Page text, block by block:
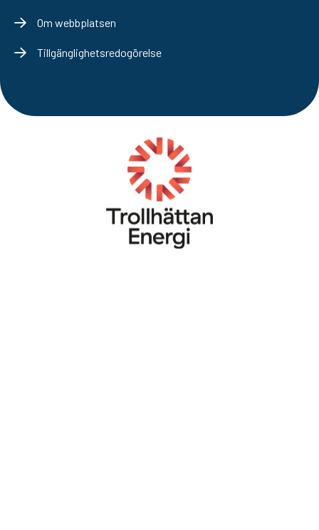
Om webbplatsen
Tillgänglighetsredogörelse